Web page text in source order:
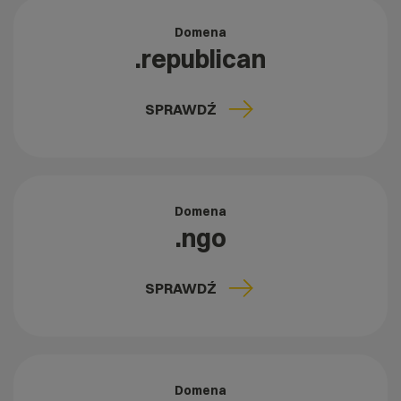
Domena
.republican
SPRAWDŹ
Domena
.ngo
SPRAWDŹ
Domena